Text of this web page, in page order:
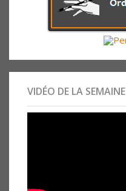
VIDÉO DE LA SEMAINE